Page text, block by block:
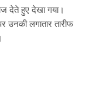
देते हुए देखा गया।
लगातार तारीफ